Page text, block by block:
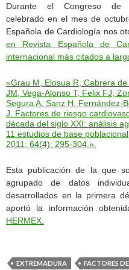
Durante el Congreso de
celebrado en el mes de
Española de Cardiología nos
en Revista Española de
internacional más citados a
«Grau M, Elosua R, Cabrera
JM, Vega-Alonso T, Felix FJ,
Segura A, Sanz H, Fernández-
J. Factores de riesgo
década del siglo XXI: análisis
11 estudios de base
2011; 64(4): 295-304.».
Esta publicación de la que
agrupado de datos
desarrollados en la primera
aportó la información
HERMEX.
EXTREMADURA FACTORES